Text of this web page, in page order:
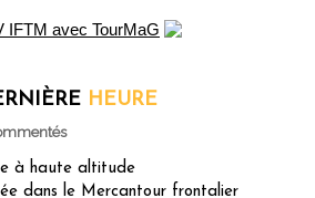
HEURE
à haute altitude
dans le Mercantour frontalier